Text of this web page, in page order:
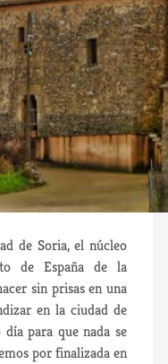
de Soria, el núcleo
de España de la
sin prisas en una
en la ciudad de
para que nada se
por finalizada en